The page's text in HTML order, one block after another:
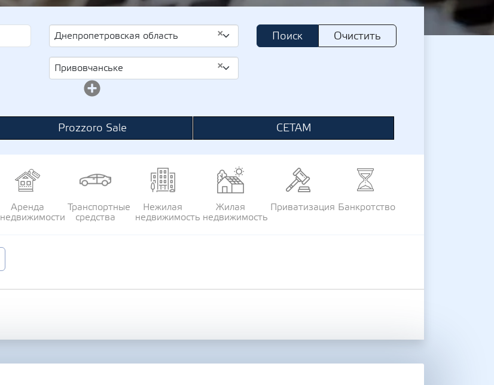
×
Днепропетровская область
×
Привовчанське
Поиск Очистить
Prozzoro Sale СЕТАМ
Аренда
недвижимости
Транспортные
средства
Нежилая
недвижимость
Жилая
недвижимость
Приватизация Банкротство